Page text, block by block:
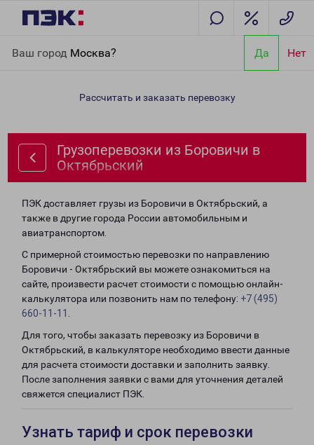
Ваш город Москва? Да Нет
Октябрьский
Рассчитать и заказать перевозку
Грузоперевозки из Боровичи в
Октябрьский
ПЭК доставляет грузы из Боровичи в Октябрьский, а
также в другие города России автомобильным и
авиатранспортом.
С примерной стоимостью перевозки по направлению
Боровичи - Октябрьский вы можете ознакомиться на
сайте, произвести расчет стоимости с помощью онлайн-
калькулятора или позвонить нам по телефону: +7 (495)
660-11-11
Для того, чтобы заказать перевозку из Боровичи в
Октябрьский, в калькуляторе необходимо ввести данные
для расчета стоимости доставки и заполнить заявку.
После заполнения заявки с вами для уточнения деталей
свяжется специалист ПЭК.
Узнать тариф и срок перевозки